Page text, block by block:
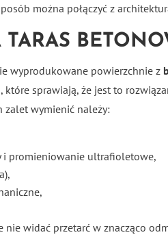
można połączyć z
wyprodukowane powierzchnie z
sprawiają, że jest to
zalet wymienić należy:
i promieniowanie ultrafioletowe,
widać przetarć w znacząco